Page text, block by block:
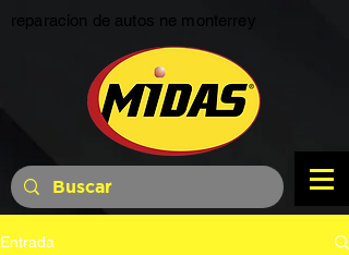
reparacion de autos ne monterrey
Entrada